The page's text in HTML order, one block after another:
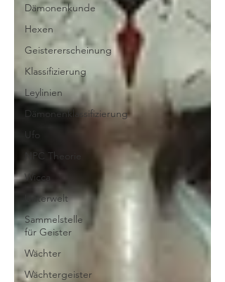
Dämonenkunde
Hexen
Geistererscheinung
Klassifizierung
Leylinien
Dämonenklassifizierung
Ufo
NPC Theorie
Wicca
Unterwelt
Sammelstelle
für Geister
Wächter
Wächtergeister